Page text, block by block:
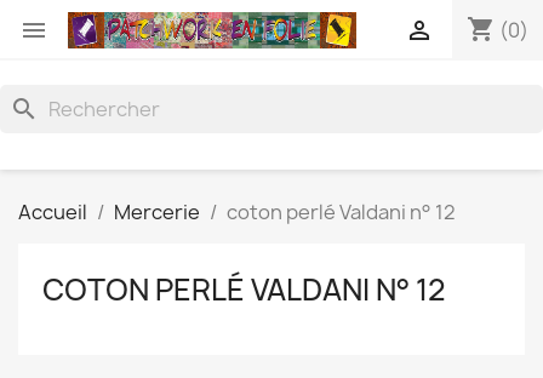
 shopping_cart (0)

search
Accueil Mercerie coton perlé Valdani n° 12
COTON PERLÉ VALDANI N° 12